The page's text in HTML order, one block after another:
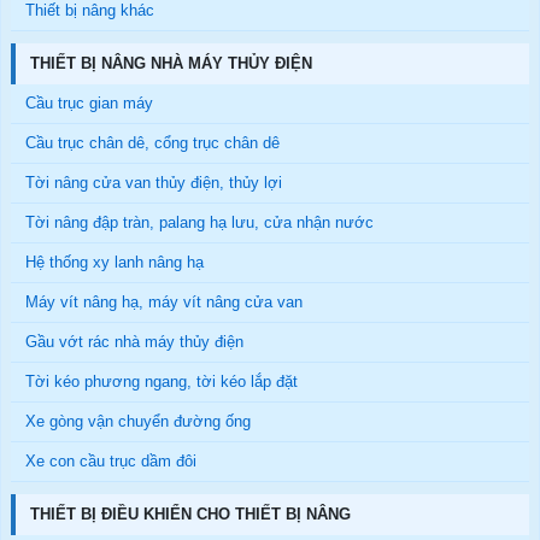
Thiết bị nâng khác
THIẾT BỊ NÂNG NHÀ MÁY THỦY ĐIỆN
Cầu trục gian máy
Cầu trục chân dê, cổng trục chân dê
Tời nâng cửa van thủy điện, thủy lợi
Tời nâng đập tràn, palang hạ lưu, cửa nhận nước
Hệ thống xy lanh nâng hạ
Máy vít nâng hạ, máy vít nâng cửa van
Gầu vớt rác nhà máy thủy điện
Tời kéo phương ngang, tời kéo lắp đặt
Xe gòng vận chuyển đường ống
Xe con cầu trục dầm đôi
THIẾT BỊ ĐIỀU KHIỂN CHO THIẾT BỊ NÂNG